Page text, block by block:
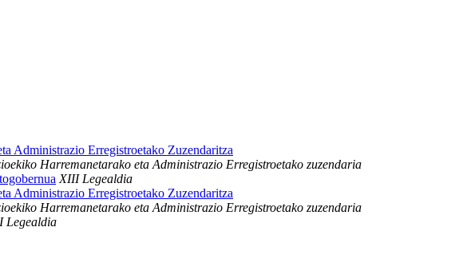
Administrazio Erregistroetako Zuzendaritza
Harremanetarako eta Administrazio Erregistroetako zuzendaria
XIII Legealdia
Administrazio Erregistroetako Zuzendaritza
Harremanetarako eta Administrazio Erregistroetako zuzendaria
Legealdia